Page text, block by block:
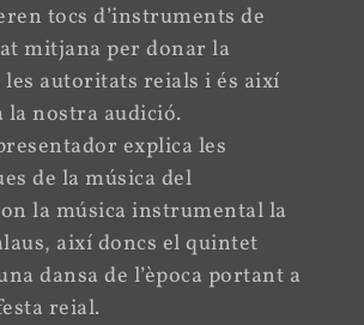
tocs d’instruments de
mitjana per donar la
les autoritats reials i és així
la nostra audició.
explica les
de la música del
la música instrumental la
així doncs el quintet
dansa de l’època portant a
reial.